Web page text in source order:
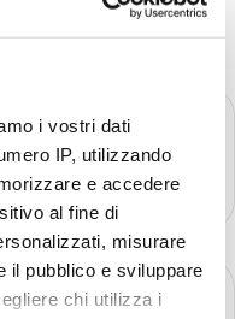
i vostri dati
IP, utilizzando
e accedere
al fine di
misurare
il pubblico e sviluppare
chi utilizza i